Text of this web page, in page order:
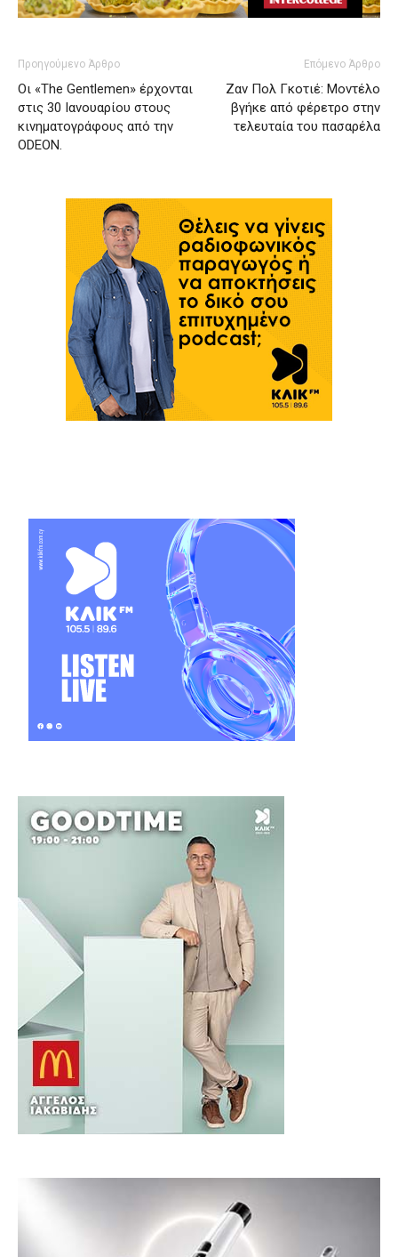
Προηγούμενο Άρθρο
Οι «The Gentlemen» έρχονται
στις 30 Ιανουαρίου στους
κινηματογράφους από την
ODEON.
Επόμενο Άρθρο
Ζαν Πολ Γκοτιέ: Μοντέλο
βγήκε από φέρετρο στην
τελευταία του πασαρέλα